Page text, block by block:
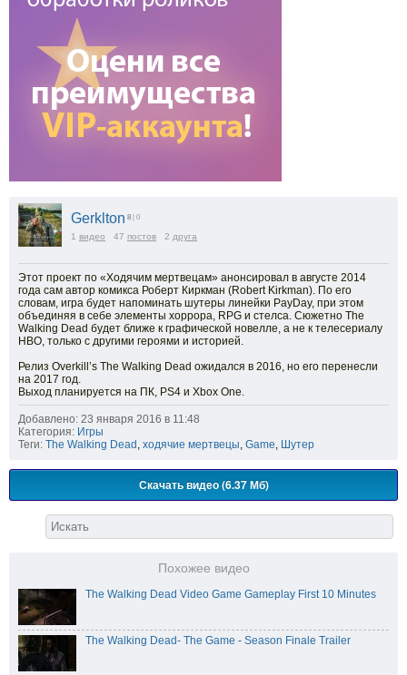
Gerklton 8 | 0
1 видео 47 постов 2 друга
Этот проект по «Ходячим мертвецам» анонсировал в августе 2014
года сам автор комикса Роберт Киркман (Robert Kirkman). По его
словам, игра будет напоминать шутеры линейки PayDay, при этом
объединяя в себе элементы хоррора, RPG и стелса. Сюжетно The
Walking Dead будет ближе к графической новелле, а не к телесериалу
HBO, только с другими героями и историей.
Релиз Overkill’s The Walking Dead ожидался в 2016, но его перенесли
на 2017 год.
Выход планируется на ПК, PS4 и Xbox One.
Добавлено: 23 января 2016 в 11:48
Категория: Игры
Теги: The Walking Dead , ходячие мертвецы, Game, Шутер
Скачать видео (6.37 Мб)
Похожее видео
The Walking Dead Video Game Gameplay First 10 Minutes
The Walking Dead- The Game - Season Finale Trailer